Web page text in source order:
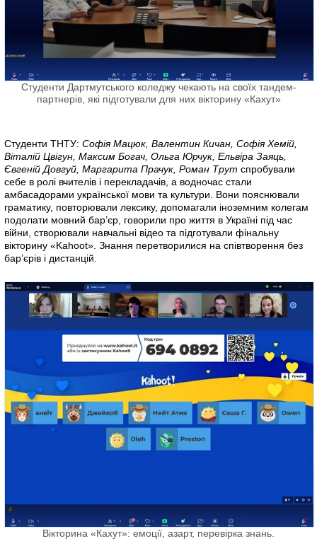
Студенти Дартмутського коледжу чекають на своїх тандем-
партнерів, які підготували для них вікторину «Кахут»
Студенти ТНТУ: Софія Мацюк, Валентин Кичан, Софія Хемій,
Віталій Цвігун, Максим Богач, Ольга Юрчук, Ельвіра Заяць,
Євгеній Довгуй, Маргарита Прачук, Роман Трут спробували
себе в ролі вчителів і перекладачів, а водночас стали
амбасадорами української мови та культури. Вони пояснювали
граматику, повторювали лексику, допомагали іноземним колегам
подолати мовний бар’єр, говорили про життя в Україні під час
війни, створювали навчальні відео та підготували фінальну
вікторину «Kahoot». Знання перетворилися на співтворення без
бар’єрів і дистанцій.
Вікторина «Кахут»: емоції, азарт, перевірка знань.